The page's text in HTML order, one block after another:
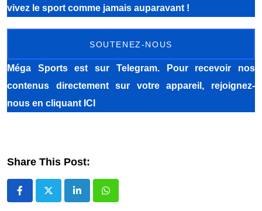
vivez le sport comme jamais auparavant !
SOUTENEZ-NOUS
Méga Sportsest sur Telegram. Pour recevoir nos
contenus directement sur votre appareil, rejoignez-
nous en cliquant ICI
Share This Post:
LinkedIn Whatsapp